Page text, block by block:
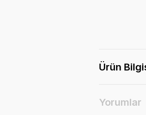
Ürün
Yorumlar